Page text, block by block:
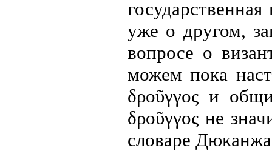
уже о другом,
вопросе о
можем пока
δροῦγγος и
δροῦγγος не
словаре